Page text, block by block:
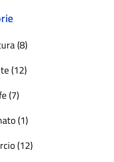
(8)
(12)
(7)
(1)
(12)